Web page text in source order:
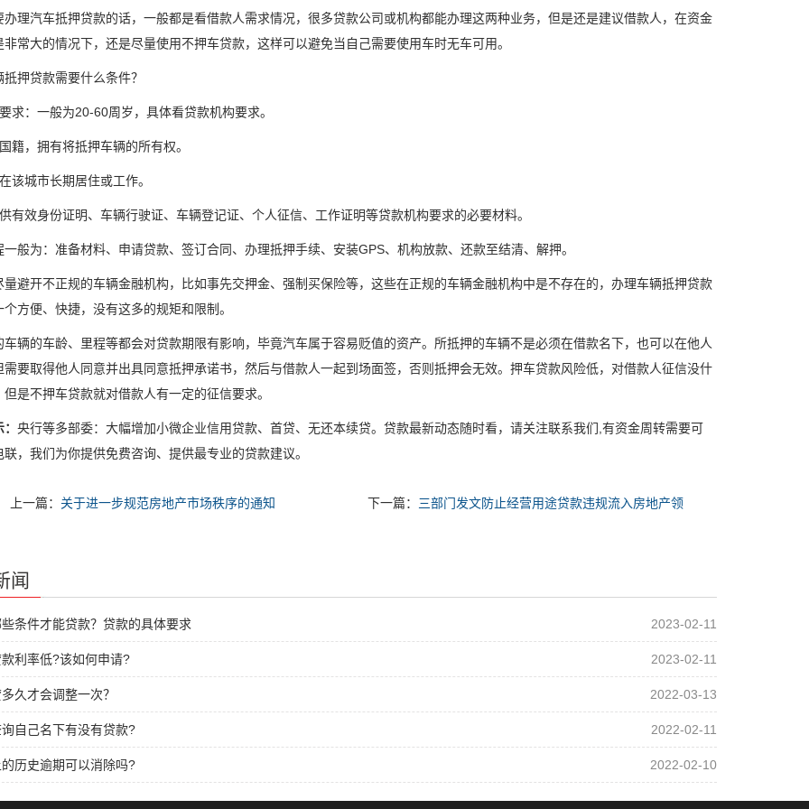
办理汽车抵押贷款的话，一般都是看借款人需求情况，很多贷款公司或机构都能办理这两种业务，但是还是建议借款人，在资金
非常大的情况下，还是尽量使用不押车贷款，这样可以避免当自己需要使用车时无车可用。
押贷款需要什么条件？
求：一般为20-60周岁，具体看贷款机构要求。
籍，拥有将抵押车辆的所有权。
该城市长期居住或工作。
有效身份证明、车辆行驶证、车辆登记证、个人征信、工作证明等贷款机构要求的必要材料。
一般为：准备材料、申请贷款、签订合同、办理抵押手续、安装GPS、机构放款、还款至结清、解押。
量避开不正规的车辆金融机构，比如事先交押金、强制买保险等，这些在正规的车辆金融机构中是不存在的，办理车辆抵押贷款
方便、快捷，没有这多的规矩和限制。
车辆的车龄、里程等都会对贷款期限有影响，毕竟汽车属于容易贬值的资产。所抵押的车辆不是必须在借款名下，也可以在他人
需要取得他人同意并出具同意抵押承诺书，然后与借款人一起到场面签，否则抵押会无效。押车贷款风险低，对借款人征信没什
是不押车贷款就对借款人有一定的征信要求。
央行等多部委：大幅增加小微企业信用贷款、首贷、无还本续贷。贷款最新动态随时看，请关注联系我们,有资金周转需要可
，我们为你提供免费咨询、提供最专业的贷款建议。
上一篇： 关于进一步规范房地产市场秩序的通知 下一篇： 三部门发文防止经营用途贷款违规流入房地产领
闻
条件才能贷款？贷款的具体要求 2023-02-11
利率低?该如何申请? 2023-02-11
久才会调整一次？ 2022-03-13
自己名下有没有贷款? 2022-02-11
历史逾期可以消除吗? 2022-02-10